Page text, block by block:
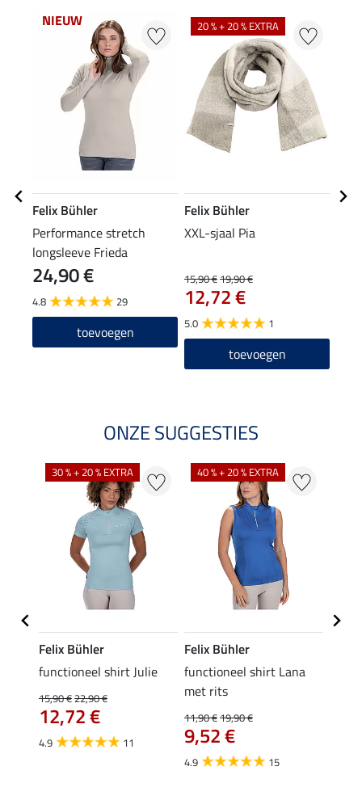
NIEUW
Felix Bühler
Performance stretch
longsleeve Frieda
24,90 €
4.8 29
toevoegen
20 % + 20 % EXTRA
Felix Bühler
XXL-sjaal Pia
15,90 €19,90 €
12,72 €
5.0 1
toevoegen
ONZE SUGGESTIES
30 % + 20 % EXTRA
Felix Bühler
functioneel shirt Julie
15,90 €22,90 €
12,72 €
4.9 11
40 % + 20 % EXTRA
Felix Bühler
functioneel shirt Lana
met rits
11,90 €19,90 €
9,52 €
4.9 15